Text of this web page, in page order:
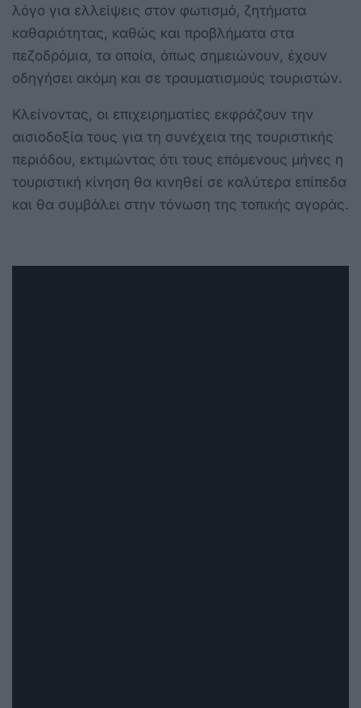
λόγο για ελλείψεις στον φωτισμό, ζητήματα
καθαριότητας, καθώς και προβλήματα στα
πεζοδρόμια, τα οποία, όπως σημειώνουν, έχουν
οδηγήσει ακόμη και σε τραυματισμούς τουριστών.
Κλείνοντας, οι επιχειρηματίες εκφράζουν την
αισιοδοξία τους για τη συνέχεια της τουριστικής
περιόδου, εκτιμώντας ότι τους επόμενους μήνες η
τουριστική κίνηση θα κινηθεί σε καλύτερα επίπεδα
και θα συμβάλει στην τόνωση της τοπικής αγοράς.